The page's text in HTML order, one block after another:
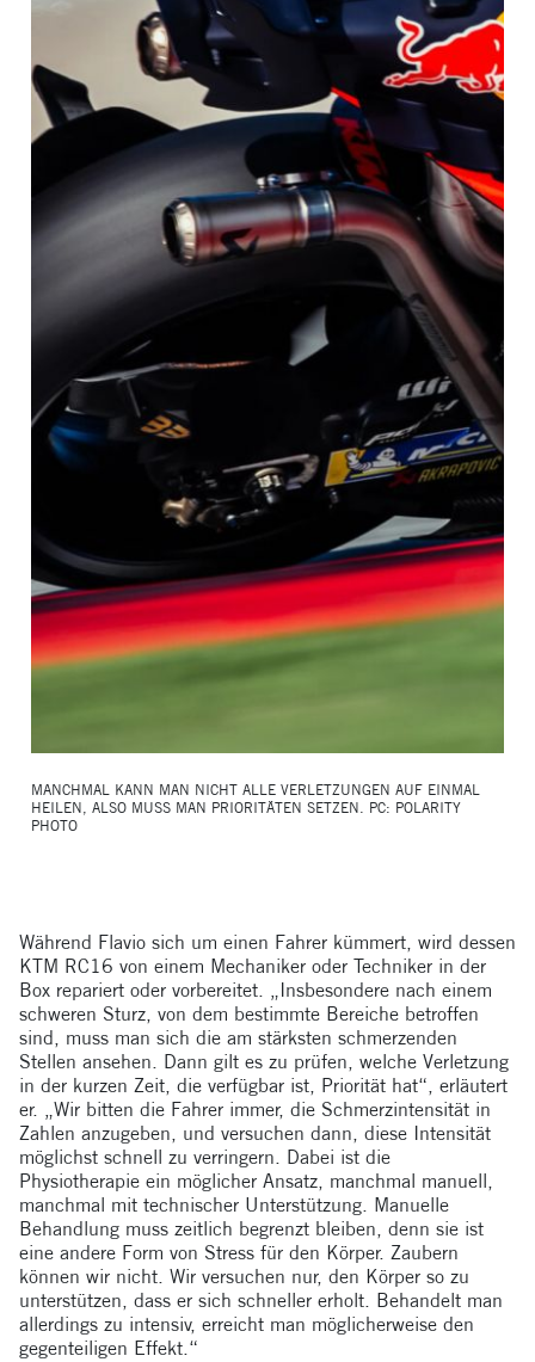
MANCHMAL KANN MAN NICHT ALLE VERLETZUNGEN AUF EINMAL
HEILEN, ALSO MUSS MAN PRIORITÄTEN SETZEN. PC: POLARITY
PHOTO
Während Flavio sich um einen Fahrer kümmert, wird dessen
KTM RC16 von einem Mechaniker oder Techniker in der
Box repariert oder vorbereitet. „Insbesondere nach einem
schweren Sturz, von dem bestimmte Bereiche betroffen
sind, muss man sich die am stärksten schmerzenden
Stellen ansehen. Dann gilt es zu prüfen, welche Verletzung
in der kurzen Zeit, die verfügbar ist, Priorität hat“, erläutert
er. „Wir bitten die Fahrer immer, die Schmerzintensität in
Zahlen anzugeben, und versuchen dann, diese Intensität
möglichst schnell zu verringern. Dabei ist die
Physiotherapie ein möglicher Ansatz, manchmal manuell,
manchmal mit technischer Unterstützung. Manuelle
Behandlung muss zeitlich begrenzt bleiben, denn sie ist
eine andere Form von Stress für den Körper. Zaubern
können wir nicht. Wir versuchen nur, den Körper so zu
unterstützen, dass er sich schneller erholt. Behandelt man
allerdings zu intensiv, erreicht man möglicherweise den
gegenteiligen Effekt.“